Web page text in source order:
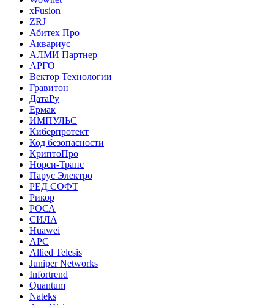
xFusion
ZRJ
Абитех Про
Аквариус
АЛМИ Партнер
АРГО
Вектор Технологии
Гравитон
ДатаРу
Ермак
ИМПУЛЬС
Киберпротект
Код безопасности
КриптоПро
Норси-Транс
Парус Электро
РЕД СОФТ
Рикор
РОСА
СИЛА
Huawei
APC
Allied Telesis
Juniper Networks
Infortrend
Quantum
Nateks